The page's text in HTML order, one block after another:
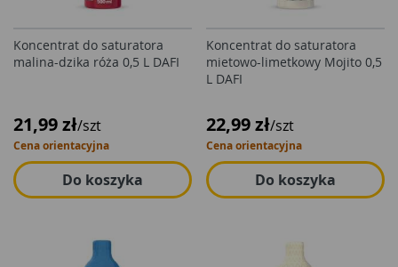
Koncentrat do saturatora
malina-dzika róża 0,5 L DAFI
21,99 zł/szt
Cena orientacyjna
Do koszyka
Koncentrat do saturatora
mietowo-limetkowy Mojito 0,5
L DAFI
22,99 zł/szt
Cena orientacyjna
Do koszyka